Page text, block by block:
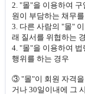
2. "몰"을 이용하여
원이 부담하는 채무
3. 다른 사람의 "몰"
래 질서를 위협하는
4. "몰"을 이용하여
행위를 하는 경우
③ "몰"이 회원 자격을
거나 30일이내에 그